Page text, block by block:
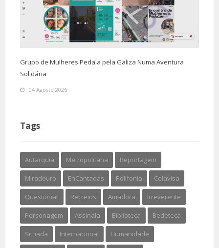
Grupo de Mulheres Pedala pela Galiza Numa Aventura
Solidária
04 Agosto 2026
Tags
Autarquia Metropolitana Reportagem
Miradouro EnCantadas Polifonia Celavisa
Questionar Recreios Amadora Irreverente
Personagem Assinala Biblioteca Bedeteca
Situada Internacional Humanidade